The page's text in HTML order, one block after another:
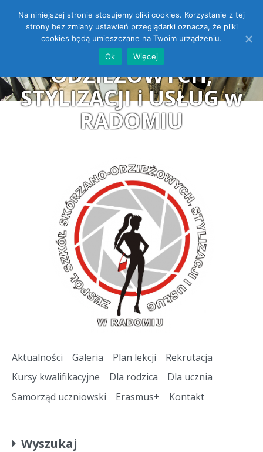
Open toolbar
ZESPÓŁ SZKÓŁ
SKÓRZANO-
ODZIEŻOWYCH,
STYLIZACJI i USŁUG w
RADOMIU
Aktualności Galeria Plan lekcji
Rekrutacja
Kursy kwalifikacyjne
Dla rodzica
Dla ucznia
Samorząd uczniowski
Erasmus+ Kontakt
Wyszukaj
Na niniejszej stronie stosujemy pliki cookies. Korzystanie z tej
strony bez zmiany ustawień przeglądarki oznacza, że pliki
cookies będą umieszczane na Twoim urządzeniu.
Ok
Więcej